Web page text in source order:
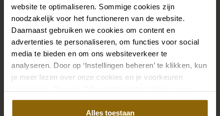
website te optimaliseren. Sommige cookies zijn
noodzakelijk voor het functioneren van de website.
Daarnaast gebruiken we cookies om content en
advertenties te personaliseren, om functies voor social
media te bieden en om ons websiteverkeer te
analyseren. Door op ‘Instellingen beheren’ te klikken, kun
je meer lezen over onze cookies en je voorkeuren
akkoord met het gebruik van alle cookies.
Alles toestaan
De perfecte trouwschoenen voor onder je trouwjurk,
maar ook kettingen, armbanden en oorbellen die
precies bij je bruidsjurk passen of een prachtige sluier,
haarband of haarspeld voor je bruidskapsel: jouw
bruidslook is pas af met bijpassende accessoires. Met
onze grote accessoire winkel met accessoires voor